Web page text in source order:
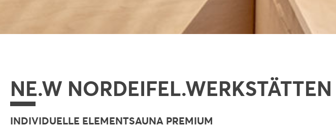
NE.W NORDEIFEL.WERKSTÄTTEN
INDIVIDUELLE ELEMENTSAUNA PREMIUM